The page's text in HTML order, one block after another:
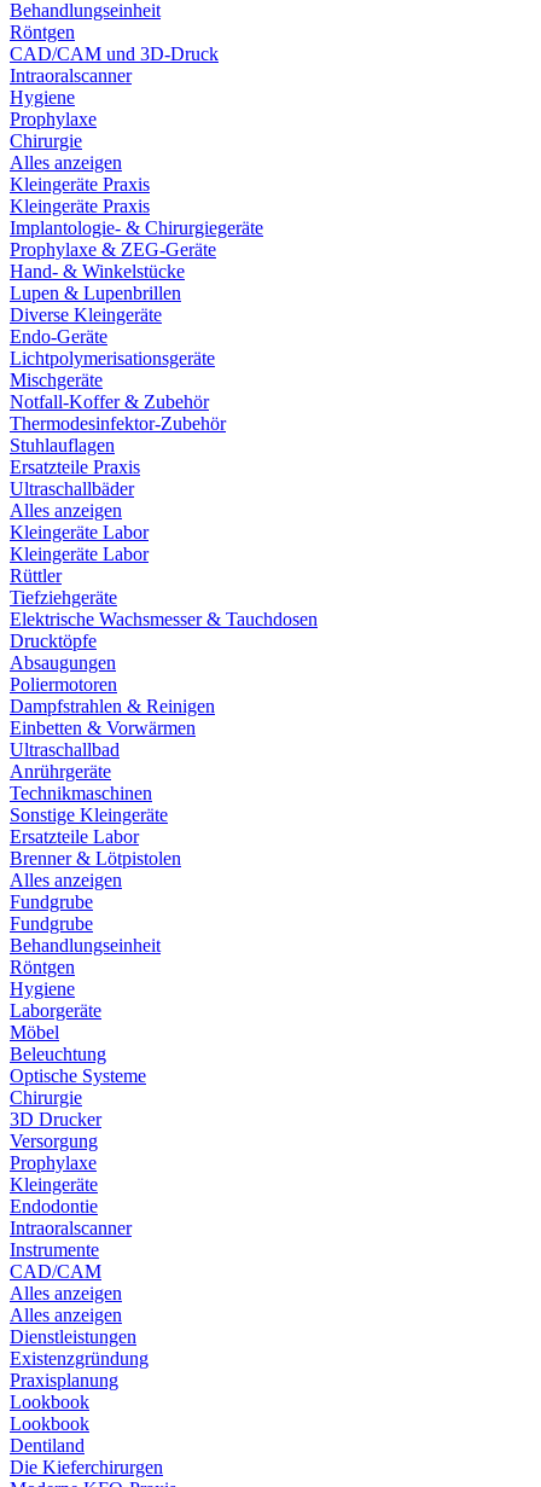
Behandlungseinheit
Röntgen
CAD/CAM und 3D-Druck
Intraoralscanner
Hygiene
Prophylaxe
Chirurgie
Alles anzeigen
Kleingeräte Praxis
Kleingeräte Praxis
Implantologie- & Chirurgiegeräte
Prophylaxe & ZEG-Geräte
Hand- & Winkelstücke
Lupen & Lupenbrillen
Diverse Kleingeräte
Endo-Geräte
Lichtpolymerisationsgeräte
Mischgeräte
Notfall-Koffer & Zubehör
Thermodesinfektor-Zubehör
Stuhlauflagen
Ersatzteile Praxis
Ultraschallbäder
Alles anzeigen
Kleingeräte Labor
Kleingeräte Labor
Rüttler
Tiefziehgeräte
Elektrische Wachsmesser & Tauchdosen
Drucktöpfe
Absaugungen
Poliermotoren
Dampfstrahlen & Reinigen
Einbetten & Vorwärmen
Ultraschallbad
Anrührgeräte
Technikmaschinen
Sonstige Kleingeräte
Ersatzteile Labor
Brenner & Lötpistolen
Alles anzeigen
Fundgrube
Fundgrube
Behandlungseinheit
Röntgen
Hygiene
Laborgeräte
Möbel
Beleuchtung
Optische Systeme
Chirurgie
3D Drucker
Versorgung
Prophylaxe
Kleingeräte
Endodontie
Intraoralscanner
Instrumente
CAD/CAM
Alles anzeigen
Alles anzeigen
Dienstleistungen
Existenzgründung
Praxisplanung
Lookbook
Lookbook
Dentiland
Die Kieferchirurgen